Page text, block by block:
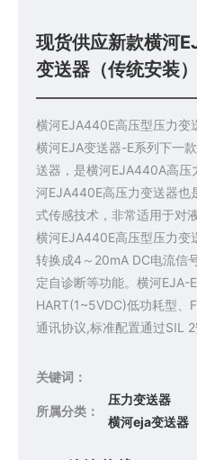
现货供应新款横河
变送器（传统安装）
横河EJA440E高压型压力变
横河EJA变送器-E系列下一
送器，是横河EJA440A高压
河EJA440E高压力变送器也
式传感技术，非常适用于对
横河EJA440E高压型压力变
转换成4～20mA DC电流信
定自诊断等功能。横河EJA-
HART(1~5VDC)低功耗型、
通讯协议,标准配置通过SIL 2
关键词：
所属分类：
压力变送器
横河eja变送器